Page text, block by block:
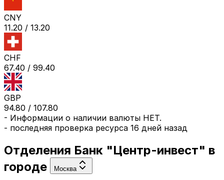
CNY
11.20 / 13.20
CHF
67.40 / 99.40
GBP
94.80 / 107.80
- Информации о наличии валюты НЕТ.
- последняя проверка ресурса 16 дней назад
Отделения Банк "Центр-инвест" в
городе
Москва